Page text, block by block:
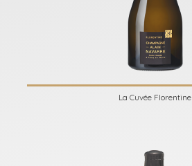
La Cuvée Florentine